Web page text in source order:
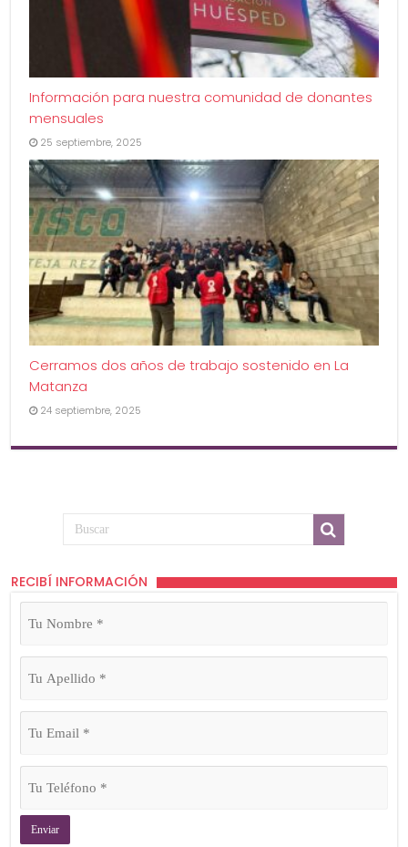
Información para nuestra comunidad de donantes
mensuales
25 septiembre, 2025
Cerramos dos años de trabajo sostenido en La
Matanza
24 septiembre, 2025
RECIBÍ INFORMACIÓN
Tu
Nombre
Tu
Apellido
Tu
Email
Tu
Teléfono